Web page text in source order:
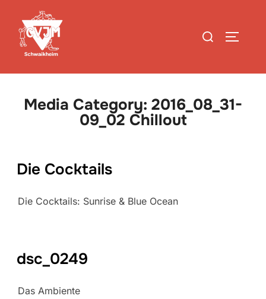
Inhalt
springen
Suchen
Media Category: 2016_08_31-
09_02 Chillout
Die Cocktails
Die Cocktails: Sunrise & Blue Ocean
dsc_0249
Das Ambiente